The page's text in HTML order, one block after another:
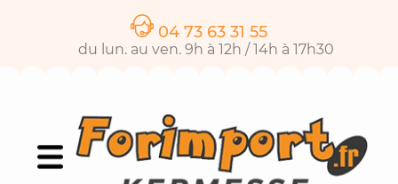
04 73 63 31 55
du lun. au ven. 9h à 12h / 14h à 17h30